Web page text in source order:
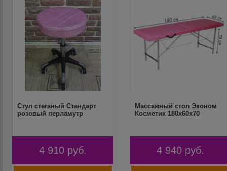
Стул стеганый Стандарт
розовый перламутр
4 910 руб.
Массажный стол Эконом
Косметик 180х60х70
4 940 руб.